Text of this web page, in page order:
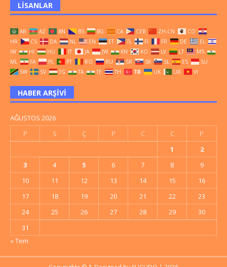
LISANLAR
AR AZ BN BS BG CA CEB ZH-CN
CO
HR
CS DA NL EN ET TL FI FR DE
EL
IW
HI HU IT JA JW KN KO LV LT
MS
ML
FA PL PT RO RU SR SK SL ES
SU
SW
SV TG TA TE TH TR UK UR VI
HABER ARŞIVI
AĞUSTOS 2026
P
S Ç P C C
P
1
2
3
4 5 6 7 8
9
10
11 12 13 14 15
16
17
18 19 20 21 22
23
24
25 26 27 28 29
30
31
« Tem